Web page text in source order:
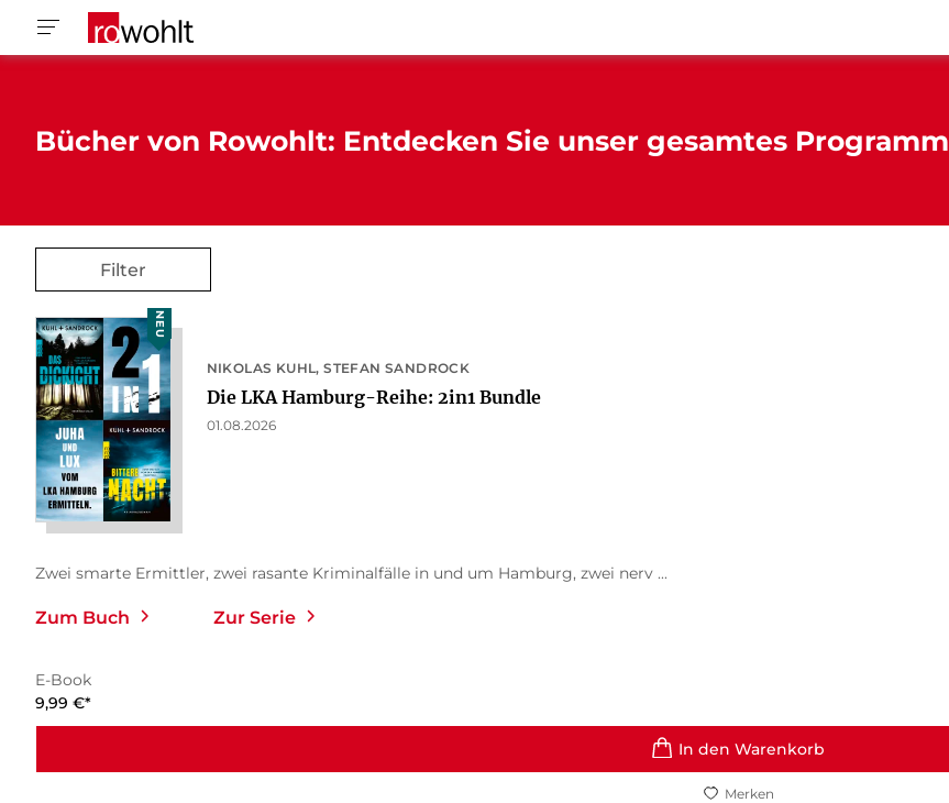
Bücher von Rowohlt: Entdecken Sie unser gesamtes Programm
Filter
NEU
NIKOLAS KUHL STEFAN SANDROCK
Die LKA Hamburg-Reihe: 2in1 Bundle
01.08.2026
Zwei smarte Ermittler, zwei rasante Kriminalfälle in und um Hamburg, zwei nerv ...
Zum Buch Zur Serie
E-Book
9,99 €*
In den Warenkorb
Merken